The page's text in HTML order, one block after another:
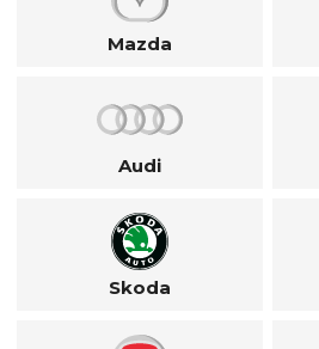
Mazda
Audi
Skoda